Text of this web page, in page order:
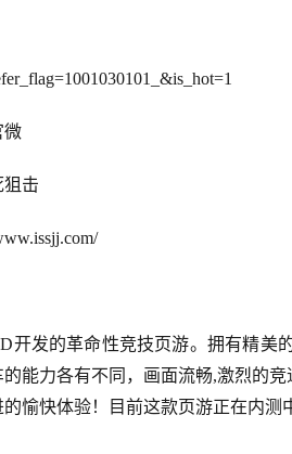
微
狙击
开发的革命性竞技页游。拥有精
能力各有不同，画面流畅,激烈的
愉快体验！目前这款页游正在内测